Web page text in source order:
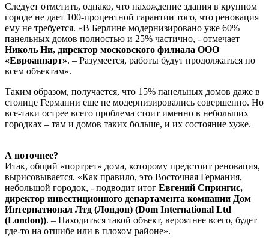
Следует отметить, однако, что нахождение здания в крупном
городе не дает 100-процентной гарантии того, что реновация
ему не требуется. «В Берлине модернизировано уже 60%
панельных домов полностью и 25% частично, - отмечает
Николь Ни, директор московского филиала ООО
«Евроаппарт». – Разумеется, работы будут продолжаться по
всем объектам».
Таким образом, получается, что 15% панельных домов даже в
столице Германии еще не модернизировались совершенно. Но
все-таки острее всего проблема стоит именно в небольших
городках – там и домов таких больше, и их состояние хуже.
А поточнее?
Итак, общий «портрет» дома, которому предстоит реновация,
вырисовывается. «Как правило, это Восточная Германия,
небольшой городок, - подводит итог Евгений Спрингис,
директор инвестиционного департамента компании Дом
Интернатионал Лтд (Лондон) (Dom International Ltd
(London)). – Находиться такой объект, вероятнее всего, будет
где-то на отшибе или в плохом районе».